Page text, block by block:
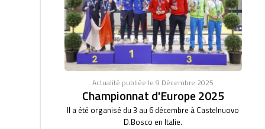
Actualité publiée le 9 Décembre 2025
Championnat d'Europe 2025
Il a été organisé du 3 au 6 décembre à Castelnuovo
D.Bosco en Italie.